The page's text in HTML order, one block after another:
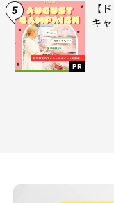
5
PR
【
キ